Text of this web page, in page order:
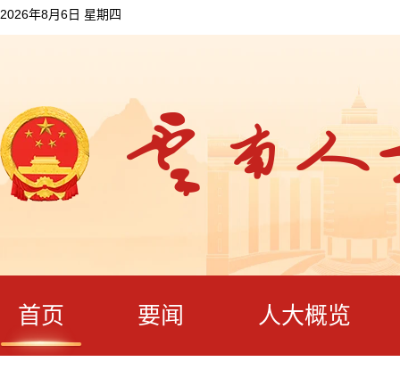
2026年8月6日 星期四
首页 要闻 人大概览